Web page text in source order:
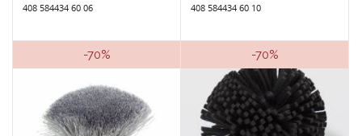
408 584434 60 06 408 584434 60 10
-70% -70%